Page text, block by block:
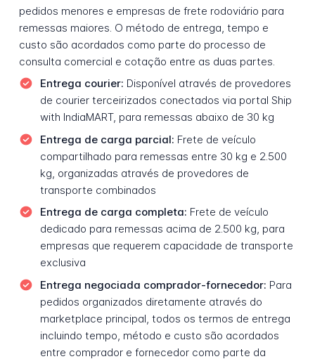
pedidos menores e empresas de frete rodoviário para
remessas maiores. O método de entrega, tempo e
custo são acordados como parte do processo de
consulta comercial e cotação entre as duas partes.
Entrega courier: Disponível através de provedores
de courier terceirizados conectados via portal Ship
with IndiaMART, para remessas abaixo de 30 kg
Entrega de carga parcial: Frete de veículo
compartilhado para remessas entre 30 kg e 2.500
kg, organizadas através de provedores de
transporte combinados
Entrega de carga completa: Frete de veículo
dedicado para remessas acima de 2.500 kg, para
empresas que requerem capacidade de transporte
exclusiva
Entrega negociada comprador-fornecedor: Para
pedidos organizados diretamente através do
marketplace principal, todos os termos de entrega
incluindo tempo, método e custo são acordados
entre comprador e fornecedor como parte da